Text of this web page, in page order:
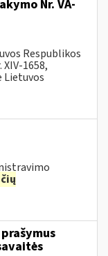
Nr. VA-
Respublikos
1658,
Lietuvos